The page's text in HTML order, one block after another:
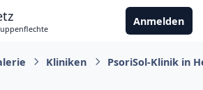
Anmelden
Kliniken PsoriSol-Klinik in